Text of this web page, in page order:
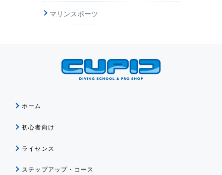
マリンスポーツ
ホーム
初心者向け
ライセンス
ステップアップ・コース